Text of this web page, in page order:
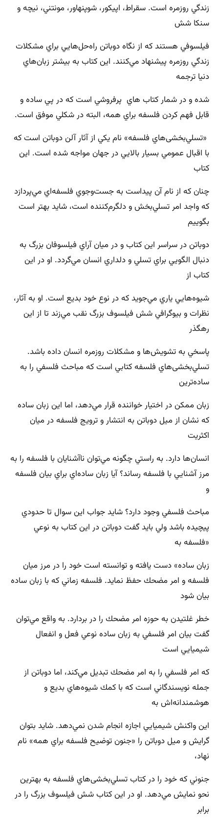
زندگي روزمره است‌. سقراط‌، اپيكور، شوپنهاور، مونتني‌، نيچه و
سنكا شش
فيلسوفي هستند كه از نگاه دوباتن راه‌حل‌هايي براي مشكلات
زندگي روزمره پيشنهاد مي‌كنند. اين كتاب به بيشتر زبان‌هاي
دنيا ترجمه
شده و در شمار كتاب هاي پرفروشي است كه در پي ساده و
قابل فهم كردن فلسفه براي همه‌، البته در شكلي موفق است‌.
«تسلي‌بخشی‌هاي فلسفه‌» نام يكي از آثار آلن دوباتن است كه
با اقبال عمومي بسيار بالايي در جهان مواجه شده است‌. اين
كتاب
چنان كه از نام آن پيداست به جست‌وجوي فلسفه‌اي مي‌پردازد
كه واجد امر تسلي‌بخش و دلگرم‌كننده است‌، شايد بهتر است
بگوييم
دوباتن در سراسر اين كتاب و در ميان آراي فيلسوفان بزرگ به
دنبال الگويي براي تسلي و دلداري انسان مي‌گردد. او در اين
كتاب از
شيوه‌هايي ياري مي‌جويد كه در نوع خود بديع است‌. او به آثار،
نظرات و بيوگرافي شش فيلسوف بزرگ نقب مي‌زند تا از اين
رهگذر
پاسخي به تشويش‌ها و مشكلات روزمره انسان داده باشد.
تسلي‌بخشی‏‌هاي فلسفه كتابي است كه مباحث فلسفي را به
ساده‌ترين
زبان ممكن در اختيار خواننده قرار مي‌دهد، اما اين زبان ساده
كه نشان از ميل دوباتن به انتشار و ترويج فلسفه در ميان
اكثريت
انسان‌ها دارد. به راستي چگونه مي‌توان ناآشنايان با فلسفه را به
مرز آشنايي با فلسفه رساند؟ آيا زبان ساده‌اي براي بيان فلسفه
و
مباحث فلسفي وجود دارد؟ شايد جواب اين سوال تا حدودي
پيچيده باشد ولي بايد گفت دوباتن در اين كتاب به نوعي
«فلسفه به
زبان ساده‌» دست يافته و توانسته است خود را در مرز ميان
فلسفه و امر مضحك حفظ نمايد. فلسفه زماني كه با زبان ساده
بيان شود
خطر غلتيدن به حوزه امر مضحك را در بردارد. به واقع مي‌توان
گفت بيان امر فلسفي به زبان ساده نوعي فعل و انفعال
شيميايي است
كه امر فلسفي را به امر مضحك تبديل مي‌كند، اما دوباتن از
جمله نويسندگاني است كه با كمك شيوه‌هاي بديع و
هوشمندانه‌اش به
اين واكنش شيميايي اجازه انجام شدن نمي‌دهد. شايد بتوان
گرايش و ميل دوباتن را «جنون توضيح فلسفه براي همه‌» نام
نهاد،
جنوني كه خود را در كتاب تسلي‌بخشی‏‌هاي فلسفه به بهترين
نحو نمايش مي‌دهد. او در اين كتاب شش فيلسوف بزرگ را در
برابر